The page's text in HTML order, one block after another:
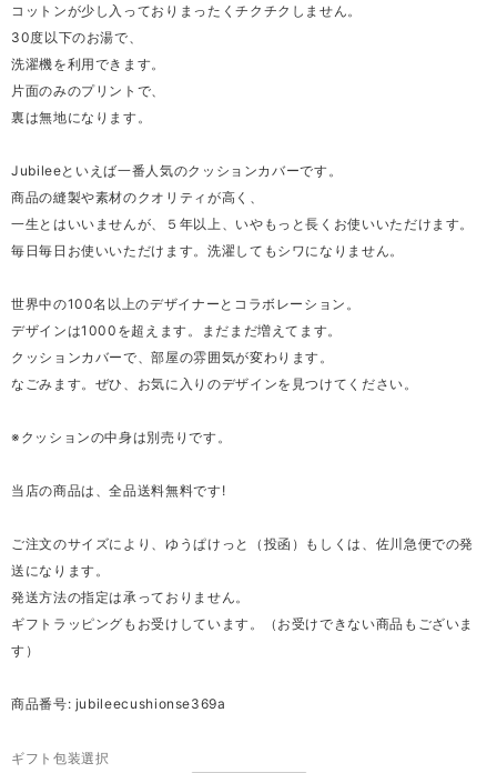
コットンが少し入っておりまったくチクチクしません。
30度以下のお湯で、
洗濯機を利用できます。
片面のみのプリントで、
裏は無地になります。
Jubileeといえば一番人気のクッションカバーです。
商品の縫製や素材のクオリティが高く、
一生とはいいませんが、５年以上、いやもっと長くお使いいただけます。
毎日毎日お使いいただけます。洗濯してもシワになりません。
世界中の100名以上のデザイナーとコラボレーション。
デザインは1000を超えます。まだまだ増えてます。
クッションカバーで、部屋の雰囲気が変わります。
なごみます。ぜひ、お気に入りのデザインを見つけてください。
※クッションの中身は別売りです。
当店の商品は、全品送料無料です!
ご注文のサイズにより、ゆうぱけっと（投函）もしくは、佐川急便での発
送になります。
発送方法の指定は承っておりません。
ギフトラッピングもお受けしています。（お受けできない商品もございま
す）
商品番号: jubileecushionse369a
ギフト包装選択